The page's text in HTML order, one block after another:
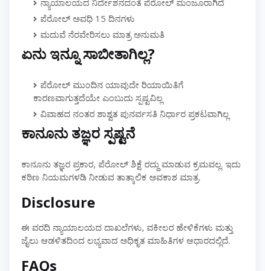
ನ್ಯಾಯಾಲಯದ ನಿರ್ದೇಶನದಂತೆ ಪೆರೋಲ್ ಮಂಜೂರಾಗಿದೆ
ಪೆರೋಲ್ ಅವಧಿ 15 ದಿನಗಳು
ಮದುವೆ ನೆರವೇರಿಸಲು ಮಾತ್ರ ಅನುಮತಿ
ಏನು ಇನ್ನೂ ಸಾಬೀತಾಗಿಲ್ಲ?
ಪೆರೋಲ್ ಮುಂದಿನ ಯಾವುದೇ ರಿಯಾಯಿತಿಗೆ
ಕಾರಣವಾಗುತ್ತದೆಯೇ ಎಂಬುದು ಸ್ಪಷ್ಟವಿಲ್ಲ
ವಿವಾಹದ ನಂತರ ಶಾಶ್ವತ ಪುನರ್ವಸತಿ ನಿರ್ಧಾರ ಪ್ರಕಟವಾಗಿಲ್ಲ
ಕಾನೂನು ತಜ್ಞರ ಸ್ಪಷ್ಟನೆ
ಕಾನೂನು ತಜ್ಞರ ಪ್ರಕಾರ, ಪೆರೋಲ್ ಶಿಕ್ಷೆ ರದ್ದು ಮಾಡುವ ಕ್ರಮವಲ್ಲ. ಇದು
ಕಠಿಣ ನಿಯಮಗಳಡಿ ನೀಡುವ ತಾತ್ಕಾಲಿಕ ಅವಕಾಶ ಮಾತ್ರ.
Disclosure
ಈ ವರದಿ ನ್ಯಾಯಾಲಯದ ದಾಖಲೆಗಳು, ವಕೀಲರ ಹೇಳಿಕೆಗಳು ಮತ್ತು
ಜೈಲು ಆಡಳಿತದಿಂದ ಲಭ್ಯವಾದ ಅಧಿಕೃತ ಮಾಹಿತಿಗಳ ಆಧಾರದಲ್ಲಿದೆ.
FAQs